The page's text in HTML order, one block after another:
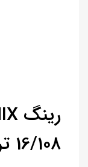
16/108 تراش طوسی